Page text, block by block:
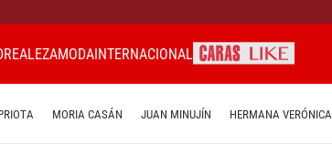
REALEZAMODAINTERNACIONAL
MORIA CASÁN JUAN MINUJÍN HERMANA VERÓNICA